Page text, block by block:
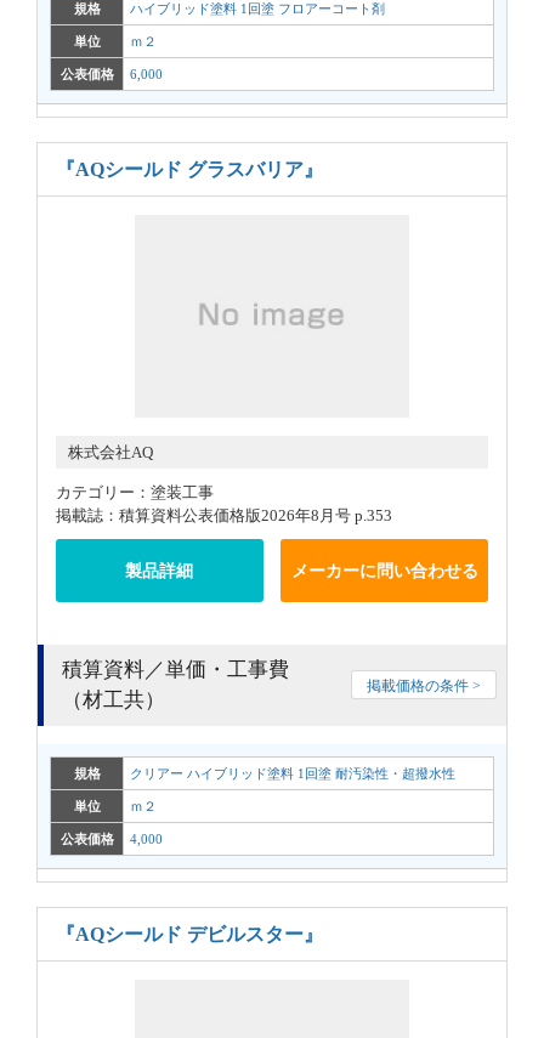
規格 ハイブリッド塗料 1回塗 フロアーコート剤
単位 ｍ２
公表価格 6,000
『AQシールド グラスバリア』
株式会社AQ
カテゴリー：塗装工事
掲載誌：積算資料公表価格版2026年8月号 p.353
製品詳細 メーカーに問い合わせる
積算資料／単価・工事費
（材工共）
掲載価格の条件 >
規格 クリアー ハイブリッド塗料 1回塗 耐汚染性・超撥水性
単位 ｍ２
公表価格 4,000
『AQシールド デビルスター』